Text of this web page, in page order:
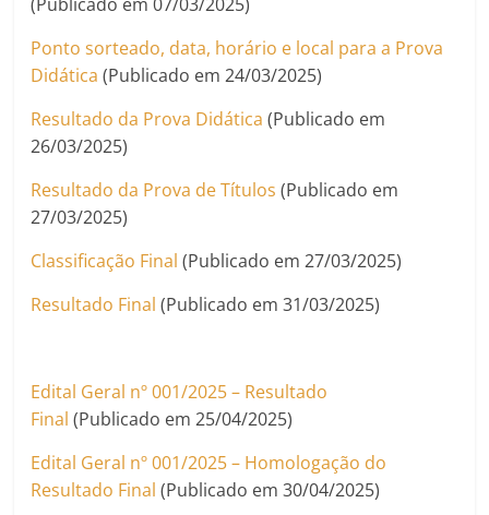
Ponto sorteado, data, horário e local para a Prova
Didática (Publicado em 24/03/2025)
Resultado da Prova Didática (Publicado em
26/03/2025)
Resultado da Prova de Títulos (Publicado em
27/03/2025)
Classificação Final (Publicado em 27/03/2025)
Resultado Final (Publicado em 31/03/2025)
Edital Geral nº 001/2025 – Resultado
Final (Publicado em 25/04/2025)
Edital Geral nº 001/2025 – Homologação do
Resultado Final (Publicado em 30/04/2025)